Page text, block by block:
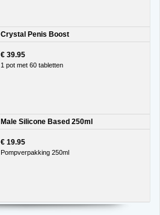
Crystal Penis Boost
€ 39.95
1 pot met 60 tabletten
Male Silicone Based 250ml
€ 19.95
Pompverpakking 250ml